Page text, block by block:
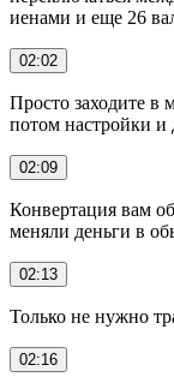
иенами и еще 26
02:02
Просто заходите в
потом настройки и
02:09
Конвертация вам
меняли деньги в
02:13
Только не нужно
02:16